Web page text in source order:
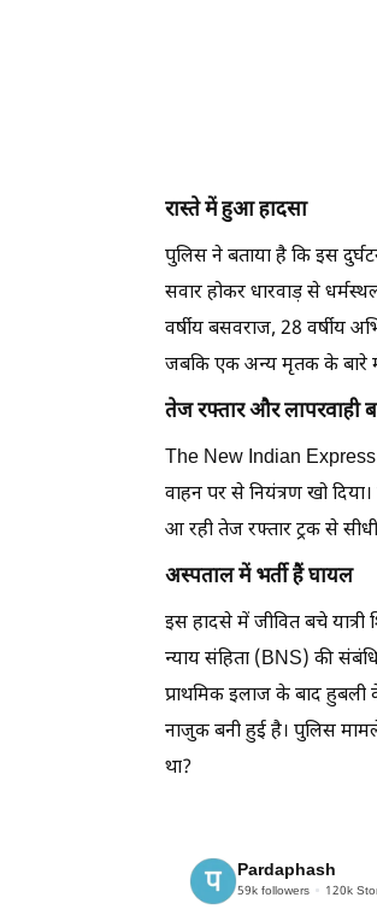
रास्ते में हुआ हादसा
पुलिस ने बताया है कि इस
सवार होकर धारवाड़ से
वर्षीय बसवराज, 28 वर्षीय
जबकि एक अन्य मृतक के बारे में
तेज रफ्तार और लापरवाही
The New Indian Express
वाहन पर से नियंत्रण खो
आ रही तेज रफ्तार ट्रक से
अस्पताल में भर्ती हैं घायल
इस हादसे में जीवित बचे
न्याय संहिता (BNS) की
प्राथमिक इलाज के बाद हुबली
नाजुक बनी हुई है। पुलिस
था?
Pardaphash
59k followers 120k